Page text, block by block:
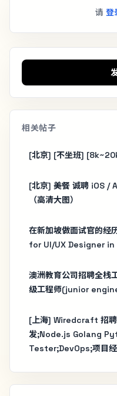
请 登
相关帖子
[北京] [不坐班]
[北京] 美餐 诚聘 iOS /
（高清大图）
在新加坡做面试官的
for UI/UX Designer in
澳洲教育公司招聘全
级工程师(junior
[上海] Wiredcraft 招
发;Node.js Golang
Tester;DevOps;项目经